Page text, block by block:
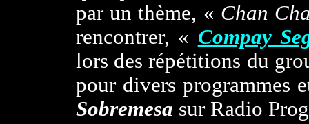
par un thème, « Chan
rencontrer, « Compay
lors des répétitions du
pour divers
Sobremesa sur Radio